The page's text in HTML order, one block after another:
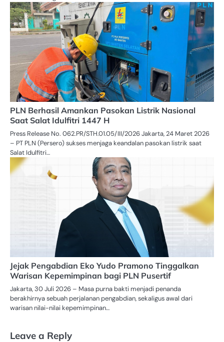
PLN Berhasil Amankan Pasokan Listrik Nasional
Saat Salat Idulfitri 1447 H
Press Release No. 062.PR/STH.01.05/III/2026 Jakarta, 24 Maret 2026
– PT PLN (Persero) sukses menjaga keandalan pasokan listrik saat
Salat Idulfitri…
Jejak Pengabdian Eko Yudo Pramono Tinggalkan
Warisan Kepemimpinan bagi PLN Pusertif
Jakarta, 30 Juli 2026 – Masa purna bakti menjadi penanda
berakhirnya sebuah perjalanan pengabdian, sekaligus awal dari
warisan nilai-nilai kepemimpinan…
Leave a Reply